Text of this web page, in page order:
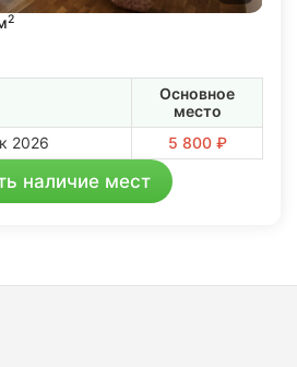
2
Основное
место
2026
5 800 ₽
наличие мест